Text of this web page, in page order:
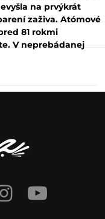
na prvýkrát
zaživa. Atómové
81 rokmi
V neprebádanej